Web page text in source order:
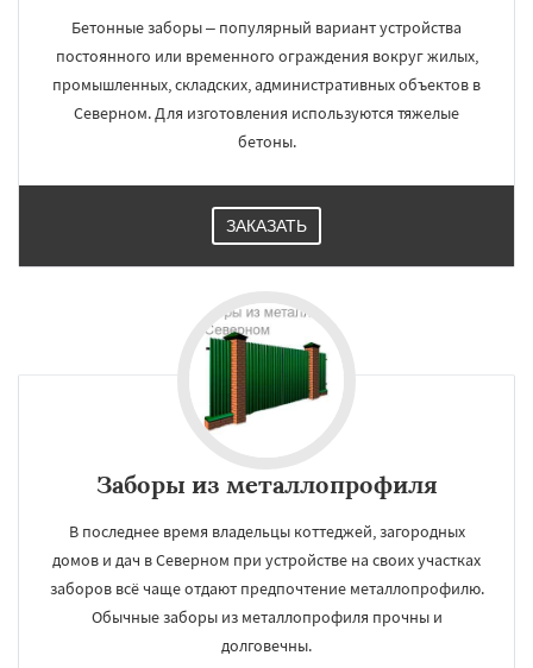
Бетонные заборы – популярный вариант устройства
постоянного или временного ограждения вокруг жилых,
промышленных, складских, административных объектов в
Северном. Для изготовления используются тяжелые
бетоны.
ЗАКАЗАТЬ
Заборы из металлопрофиля
В последнее время владельцы коттеджей, загородных
домов и дач в Северном при устройстве на своих участках
заборов всё чаще отдают предпочтение металлопрофилю.
Обычные заборы из металлопрофиля прочны и
долговечны.